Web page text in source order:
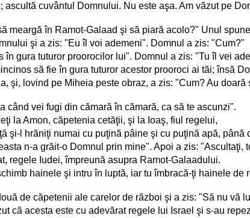
cuvântul Domnului. Nu este aşa. Am văzut pe
meargă în Ramot-Galaad şi să piară acolo?" Unul
şi a zis: "Eu îl voi ademeni". Domnul a zis: "Cum?"
în gura tuturor proorocilor lui". Domnul a zis: "Tu îl vei
să fie în gura tuturor acestor prooroci ai tăi; însă
şi, lovind pe Miheia peste obraz, a zis: "Cum? Au
când vei fugi din cămară în cămară, ca să te ascunzi".
la Amon, căpetenia cetăţii, şi la Ioaş, fiul regelui,
şi-l hrăniţi numai cu puţină pâine şi cu puţină apă, până
n-a grăit-o Domnul prin mine". Apoi a zis: "Ascultaţi,
regele Iudei, împreună asupra Ramot-Galaadului.
hainele şi intru în luptă, iar tu îmbracă-ţi hainele
de căpetenii ale carelor de război şi a zis: "Să nu vă
că acesta este cu adevărat regele lui Israel şi s-au